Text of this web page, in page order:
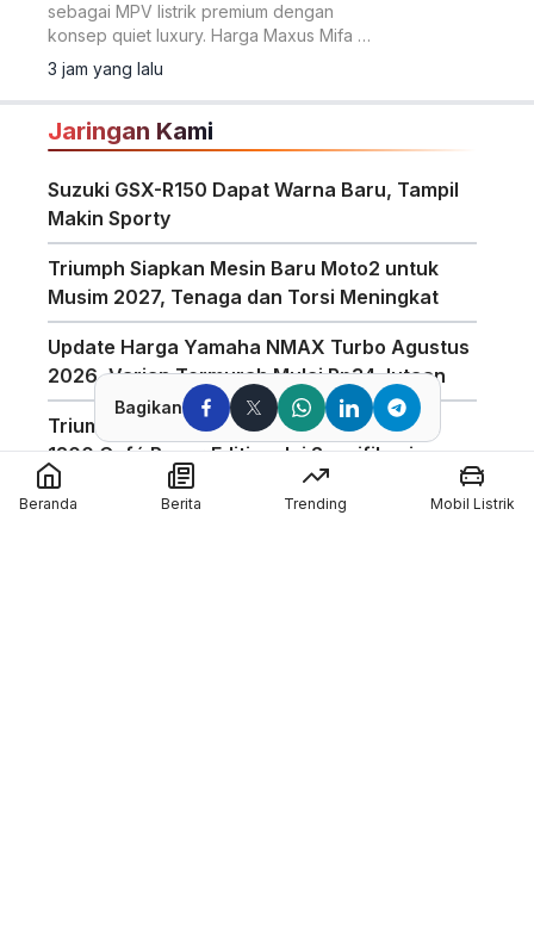
sebagai MPV listrik premium dengan
konsep quiet luxury. Harga Maxus Mifa 9
OTR Jakarta Rp958 juta dilengkapi
baterai 90 kWh dan fitur kabin mewah.
3 jam yang lalu
Jaringan Kami
Suzuki GSX-R150 Dapat Warna Baru, Tampil
Makin Sporty
Triumph Siapkan Mesin Baru Moto2 untuk
Musim 2027, Tenaga dan Torsi Meningkat
Update Harga Yamaha NMAX Turbo Agustus
2026, Varian Termurah Mulai Rp34 Jutaan
Triumph Indonesia Luncurkan Speed Twin
1200 Café Racer Edition, Ini Spesifikasinya
Harga Motor Listrik Polytron di GIIAS 2026
Bagikan
Beranda Berita Trending Mobil Listrik